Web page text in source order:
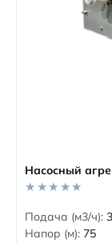
Насосный
0
o
u
Подача (м3/ч):
Напор (м): 75